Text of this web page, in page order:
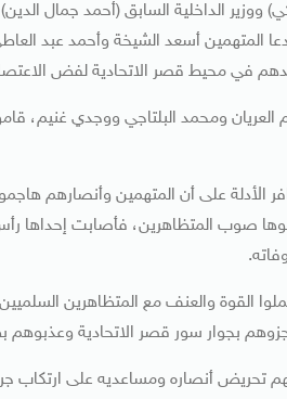
ووزير الداخلية السابق (أحمد جمال
المتهمين أسعد الشيخة وأحمد عبد
في محيط قصر الاتحادية لفض
العريان ومحمد البلتاجي ووجدي غنيم،
الأدلة على أن المتهمين وأنصارهم
صوب المتظاهرين، فأصابت
القوة والعنف مع المتظاهرين
تحريض أنصاره ومساعديه على ارتكاب